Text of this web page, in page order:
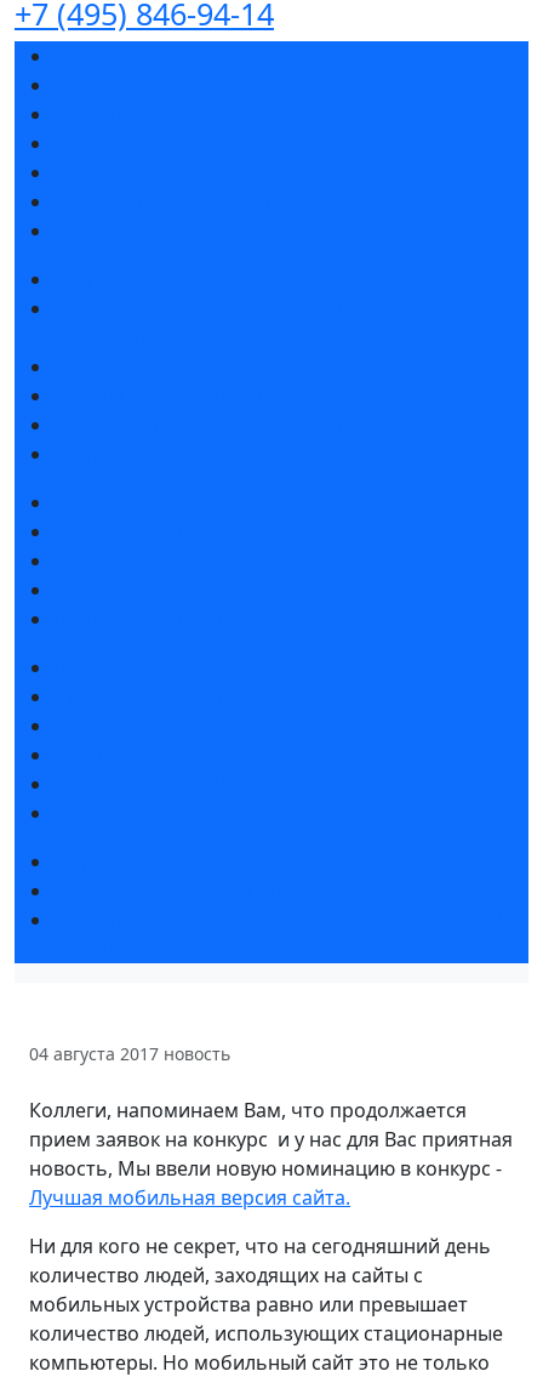
+7 (495) 846-94-14
04 августа 2017 новость
Коллеги, напоминаем Вам, что продолжается
прием заявок на конкурс и у нас для Вас приятная
новость, Мы ввели новую номинацию в конкурс -
Лучшая мобильная версия сайта.
Ни для кого не секрет, что на сегодняшний день
количество людей, заходящих на сайты с
мобильных устройства равно или превышает
количество людей, использующих стационарные
компьютеры. Но мобильный сайт это не только